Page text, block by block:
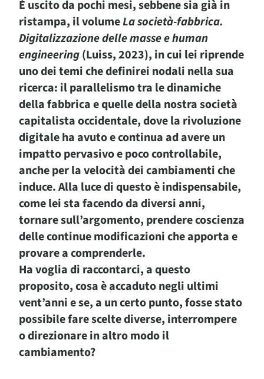
È uscito da pochi mesi, sebbene sia già in
ristampa, il volumeLa società-fabbrica.
Digitalizzazione delle masse e human
engineering(Luiss, 2023), in cui lei riprende
uno dei temi che definirei nodali nella sua
ricerca: il parallelismo tra le dinamiche
della fabbrica e quelle della nostra società
capitalista occidentale, dove la rivoluzione
digitale ha avuto e continua ad avere un
impatto pervasivo e poco controllabile,
anche per la velocità dei cambiamenti che
induce. Alla luce di questo è indispensabile,
come lei sta facendo da diversi anni,
tornare sull’argomento, prendere coscienza
delle continue modificazioni che apporta e
provare a comprenderle.
Ha voglia di raccontarci, a questo
proposito, cosa è accaduto negli ultimi
vent’anni e se, a un certo punto, fosse stato
possibile fare scelte diverse, interrompere
o direzionare in altro modo il
cambiamento?